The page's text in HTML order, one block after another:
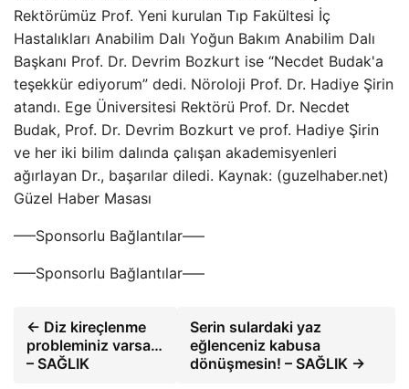
Rektörümüz Prof. Yeni kurulan Tıp Fakültesi İç
Hastalıkları Anabilim Dalı Yoğun Bakım Anabilim Dalı
Başkanı Prof. Dr. Devrim Bozkurt ise “Necdet Budak'a
teşekkür ediyorum” dedi. Nöroloji Prof. Dr. Hadiye Şirin
atandı. Ege Üniversitesi Rektörü Prof. Dr. Necdet
Budak, Prof. Dr. Devrim Bozkurt ve prof. Hadiye Şirin
ve her iki bilim dalında çalışan akademisyenleri
ağırlayan Dr., başarılar diledi. Kaynak: (guzelhaber.net)
Güzel Haber Masası
—–Sponsorlu Bağlantılar—–
—–Sponsorlu Bağlantılar—–
← Diz kireçlenme
probleminiz varsa…
– SAĞLIK
Serin sulardaki yaz
eğlenceniz kabusa
dönüşmesin! – SAĞLIK →